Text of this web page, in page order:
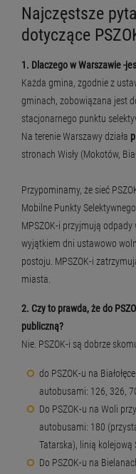
Najczęstsze
dotyczące
1. Dlaczego w Warszawie -
Każda gmina, zgodnie z
gminach, zobowiązana jest
stacjonarnego punktu
Na terenie Warszawy działa
stronach Wisły (Mokotów,
Przypominamy, że sieć
Mobilne Punkty
MPSZOK-i przyjmują
wyjątkiem dni ustawowo
postoju. MPSZOK-i
miasta.
2. Czy to prawda, że do
publiczną?
Nie. PSZOK-i są dobrze
do PSZOK-u na
autobusami: 126, 326,
Do PSZOK-u na Woli
autobusami: 180
Tatarska), linią kolejową
Do PSZOK-u na